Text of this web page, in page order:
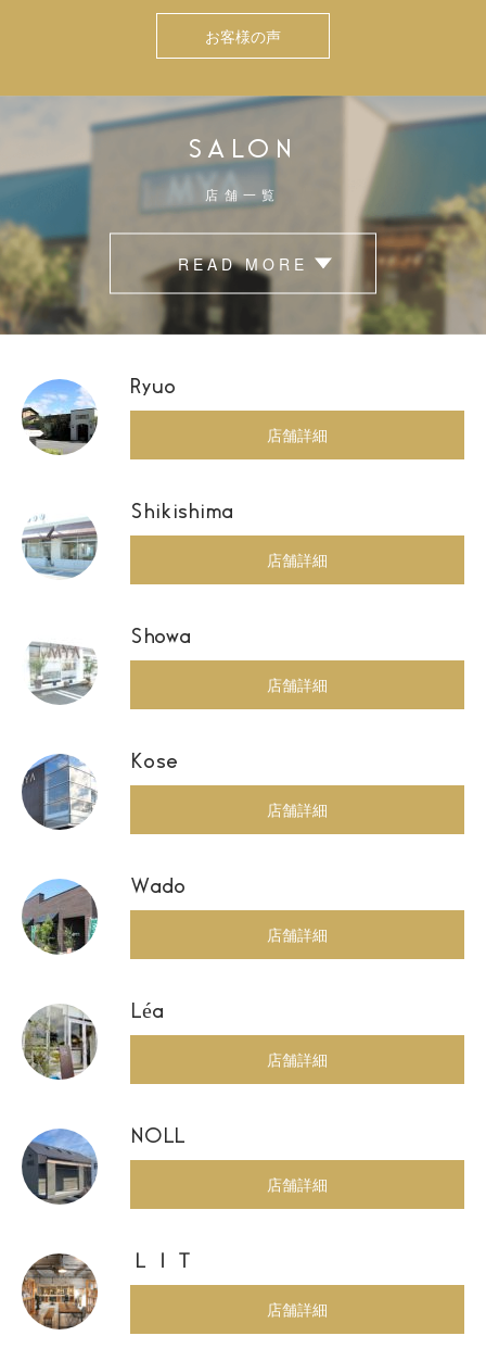
お客様の声
SALON
店舗一覧
READ MORE
Ryuo
店舗詳細
Shikishima
店舗詳細
Showa
店舗詳細
Kose
店舗詳細
Wado
店舗詳細
Léa
店舗詳細
NOLL
店舗詳細
ＬＩＴ
店舗詳細